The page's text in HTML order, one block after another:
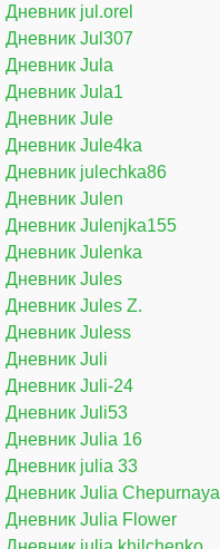
Дневник jul.orel
Дневник Jul307
Дневник Jula
Дневник Jula1
Дневник Jule
Дневник Jule4ka
Дневник julechka86
Дневник Julen
Дневник Julenjka155
Дневник Julenka
Дневник Jules
Дневник Jules Z.
Дневник Juless
Дневник Juli
Дневник Juli-24
Дневник Juli53
Дневник Julia 16
Дневник julia 33
Дневник Julia Chepurnaya
Дневник Julia Flower